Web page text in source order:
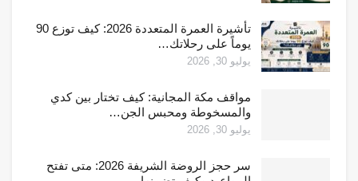
تأشيرة العمرة المتعددة 2026: كيف توزع 90
يوماً على رحلاتك…
يوليو 30, 2026
مواقف مكة المجانية: كيف تختار بين كدي
والمسخوطة ومحبس الجن…
يوليو 30, 2026
سر حجز الروضة الشريفة 2026: متى تفتح